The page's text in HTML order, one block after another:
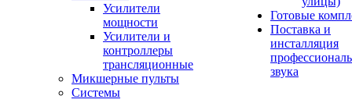
Усилители
мощности
Усилители и
контроллеры
трансляционные
Микшерные пульты
Системы
Готовые
Поставка и
инсталляция
звука